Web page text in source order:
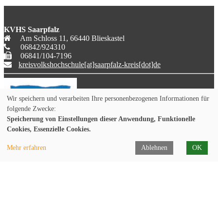
KVHS Saarpfalz
Am Schloss 11, 66440 Blieskastel
06842/924310
06841/104-7196
kreisvolkshochschule[at]saarpfalz-kreis[dot]de
Wir speichern und verarbeiten Ihre personenbezogenen Informationen für
folgende Zwecke:
Speicherung von Einstellungen dieser Anwendung, Funktionelle
Cookies, Essenzielle Cookies.
Mehr erfahren Ablehnen OK